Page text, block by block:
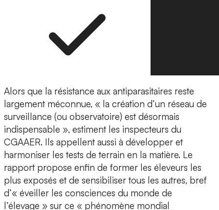
Alors que la résistance aux antiparasitaires reste
largement méconnue, « la création d’un réseau de
surveillance (ou observatoire) est désormais
indispensable », estiment les inspecteurs du
CGAAER. Ils appellent aussi à développer et
harmoniser les tests de terrain en la matière. Le
rapport propose enfin de former les éleveurs les
plus exposés et de sensibiliser tous les autres, bref
d’« éveiller les consciences du monde de
l’élevage » sur ce « phénomène mondial